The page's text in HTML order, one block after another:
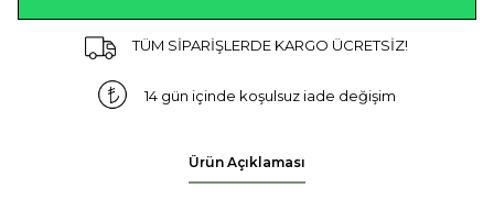
TÜM SİPARİŞLERDE KARGO ÜCRETSİZ!
14 gün içinde koşulsuz iade değişim
Ürün Açıklaması